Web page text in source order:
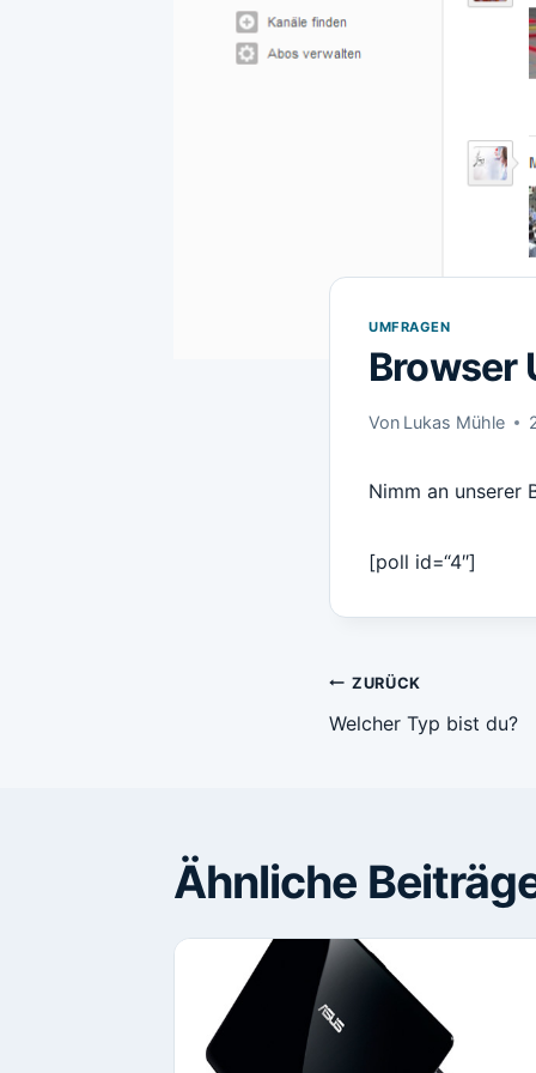
UMFRAGEN
Browser
Von Lukas Mühle
Nimm an unserer
[poll id=“4″]
ZURÜCK
Welcher Typ bist du?
Ähnliche